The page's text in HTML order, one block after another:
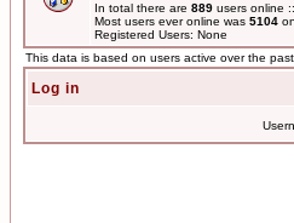
In total there are 889 users online
Most users ever online was 5104
Registered Users: None
This data is based on users active over the
Log in